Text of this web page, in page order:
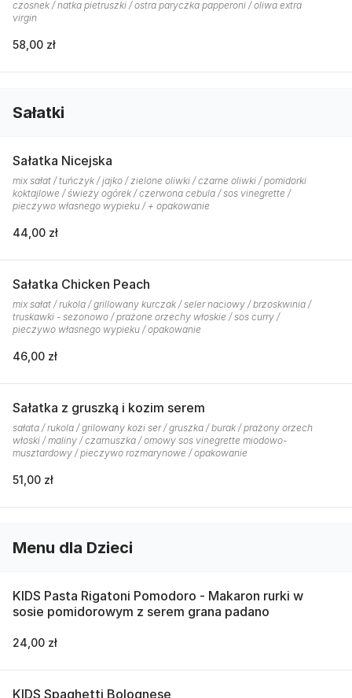
czosnek / natka pietruszki / ostra paryczka papperoni / oliwa extra
virgin
58,00 zł
Sałatki
Sałatka Nicejska
mix sałat / tuńczyk / jajko / zielone oliwki / czarne oliwki / pomidorki
koktajlowe / świeży ogórek / czerwona cebula / sos vinegrette /
pieczywo własnego wypieku / + opakowanie
44,00 zł
Sałatka Chicken Peach
mix sałat / rukola / grillowany kurczak / seler naciowy / brzoskwinia /
truskawki - sezonowo / prażone orzechy włoskie / sos curry /
pieczywo własnego wypieku / opakowanie
46,00 zł
Sałatka z gruszką i kozim serem
sałata / rukola / grilowany kozi ser / gruszka / burak / prażony orzech
włoski / maliny / czarnuszka / omowy sos vinegrette miodowo-
musztardowy / pieczywo rozmarynowe / opakowanie
51,00 zł
Menu dla Dzieci
KIDS Pasta Rigatoni Pomodoro - Makaron rurki w
sosie pomidorowym z serem grana padano
24,00 zł
KIDS Spaghetti Bolognese